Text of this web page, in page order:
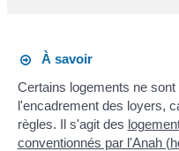
À savoir
Certains logements ne
l'encadrement des loyers,
règles. Il s'agit des
conventionnés par l'Anah